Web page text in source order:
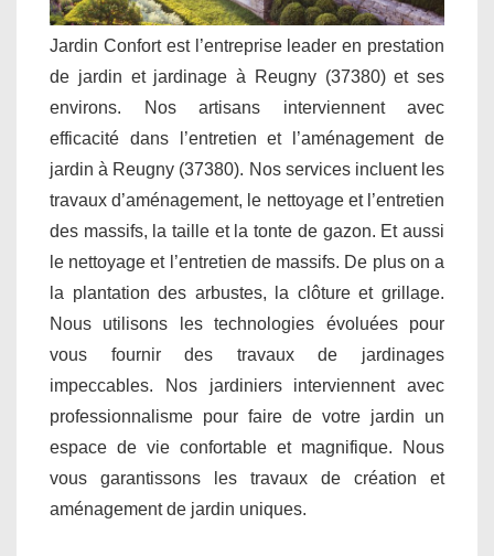
Jardin Confort est l’entreprise leader en prestation
de jardin et jardinage à Reugny (37380) et ses
environs. Nos artisans interviennent avec
efficacité dans l’entretien et l’aménagement de
jardin à Reugny (37380). Nos services incluent les
travaux d’aménagement, le nettoyage et l’entretien
des massifs, la taille et la tonte de gazon. Et aussi
le nettoyage et l’entretien de massifs. De plus on a
la plantation des arbustes, la clôture et grillage.
Nous utilisons les technologies évoluées pour
vous fournir des travaux de jardinages
impeccables. Nos jardiniers interviennent avec
professionnalisme pour faire de votre jardin un
espace de vie confortable et magnifique. Nous
vous garantissons les travaux de création et
aménagement de jardin uniques.